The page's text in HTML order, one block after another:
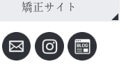
矯正サイト